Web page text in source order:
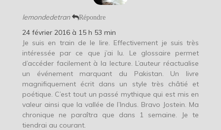
lemondedetran Répondre
24 février 2016 à 15 h 53 min
Je suis en train de le lire. Effectivement je suis très
intéressée par ce que j’ai lu. Le glossaire permet
d’accéder facilement à la lecture. L’auteur réactualise
un événement marquant du Pakistan. Un livre
magnifiquement écrit dans un style très châtié et
poétique. C’est tout un passé mythique qui est mis en
valeur ainsi que la vallée de l’Indus. Bravo Jostein. Ma
chronique ne paraîtra que dans 1 semaine. Je te
tiendrai au courant.